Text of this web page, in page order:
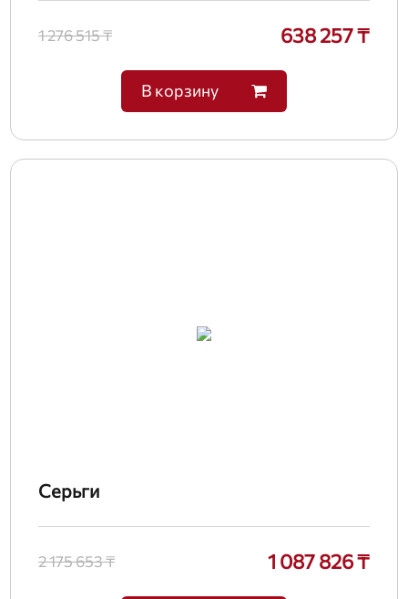
1 276 515 ₸ 638 257 ₸
В корзину
Серьги
2 175 653 ₸ 1 087 826 ₸